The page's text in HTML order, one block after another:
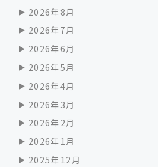
2026年8月
2026年7月
2026年6月
2026年5月
2026年4月
2026年3月
2026年2月
2026年1月
2025年12月